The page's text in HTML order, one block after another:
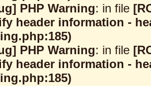
PHP Warning: in file
header information -
PHP Warning: in file
header information -